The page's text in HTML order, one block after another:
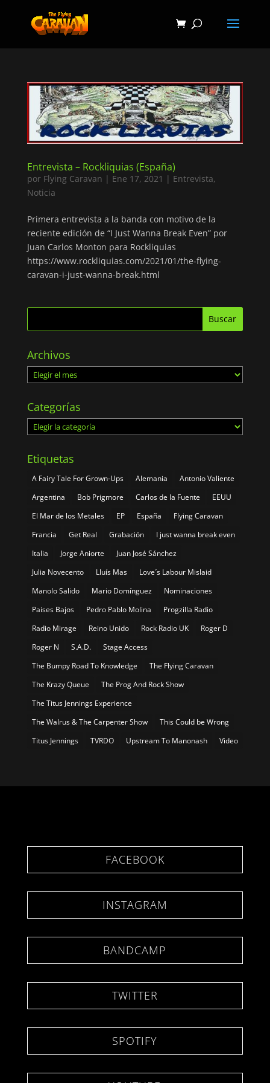
Entrevista – Rockliquias (España)
por Flying Caravan | Ene 17, 2021 | Entrevista,
Noticia
Primera entrevista a la banda con motivo de la
reciente edición de “I Just Wanna Break Even” por
Juan Carlos Monton para Rockliquias
https://www.rockliquias.com/2021/01/the-flying-
caravan-i-just-wanna-break.html
Archivos
Archivos
Categorías
Categorías
Etiquetas
A Fairy Tale For Grown-Ups Alemania
Antonio Valiente
Argentina
Bob Prigmore Carlos de la Fuente
EEUU
El Mar de los Metales
EP España
Flying Caravan
Francia
Get Real Grabación
I just wanna break even
Italia
Jorge Aniorte
Juan José Sánchez
Julia Novecento
Lluís Mas
Love´s Labour Mislaid
Manolo Salido
Mario Domínguez
Nominaciones
Paises Bajos
Pedro Pablo Molina
Progzilla Radio
Radio Mirage
Reino Unido Rock Radio UK
Roger D
Roger N
S.A.D.
Stage Access
The Bumpy Road To Knowledge
The Flying Caravan
The Krazy Queue
The Prog And Rock Show
The Titus Jennings Experience
The Walrus & The Carpenter Show
This Could be Wrong
Titus Jennings
TVRDO Upstream To Manonash Video
FACEBOOK
INSTAGRAM
BANDCAMP
TWITTER
SPOTIFY